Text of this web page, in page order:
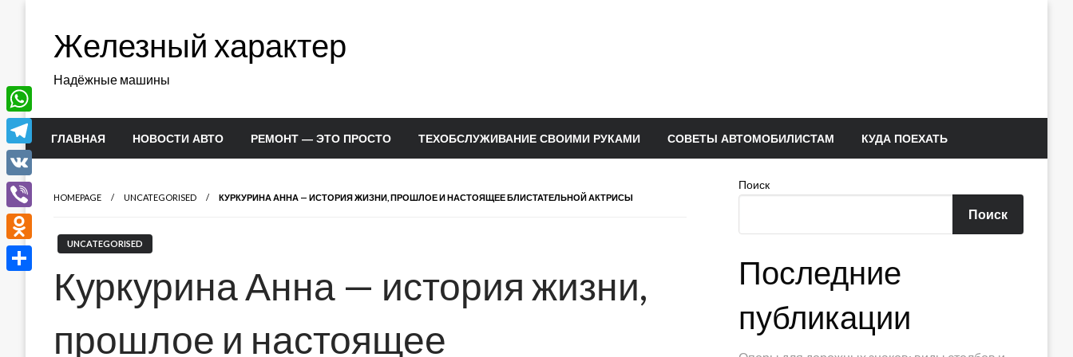
содержимомуЖелезный характер
Надёжные машины
ГЛАВНАЯ НОВОСТИ АВТО РЕМОНТ — ЭТО ПРОСТО ТЕХОБСЛУЖИВАНИЕ СВОИМИ РУКАМИ СОВЕТЫ АВТОМОБИЛИСТАМ КУДА ПОЕХАТЬ
HOMEPAGE UNCATEGORISED КУРКУРИНА АННА — ИСТОРИЯ ЖИЗНИ, ПРОШЛОЕ И НАСТОЯЩЕЕ БЛИСТАТЕЛЬНОЙ АКТРИСЫ
UNCATEGORISED
Куркурина Анна — история жизни,
прошлое и настоящее
Поиск
Поиск
Последние
публикации
WhatsApp
Telegram
VK
Viber
Odnoklassniki
Отправить